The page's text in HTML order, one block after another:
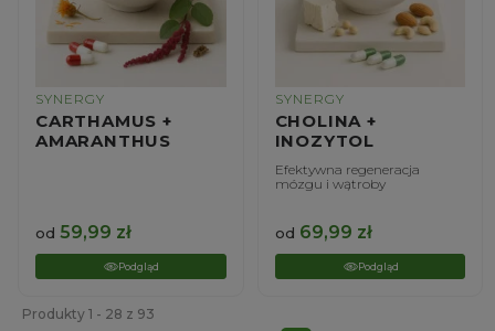
SYNERGY
CARTHAMUS +
AMARANTHUS
od 59,99 zł
Podgląd
SYNERGY
CHOLINA +
INOZYTOL
Efektywna regeneracja
mózgu i wątroby
od 69,99 zł
Podgląd
Produkty 1 - 28 z 93